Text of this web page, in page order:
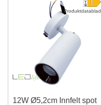
Produktdatablad
12W Ø5,2cm Innfelt spot